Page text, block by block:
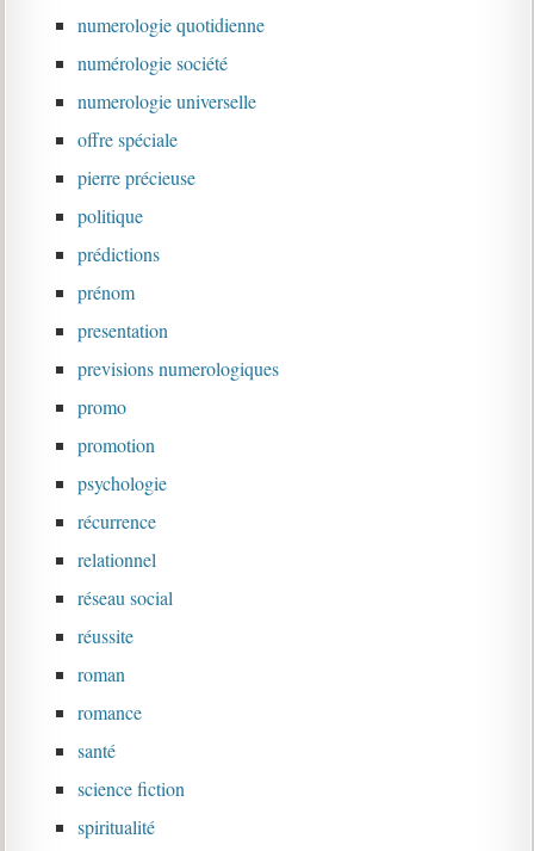
numerologie quotidienne
numérologie société
numerologie universelle
offre spéciale
pierre précieuse
politique
prédictions
prénom
presentation
previsions numerologiques
promo
promotion
psychologie
récurrence
relationnel
réseau social
réussite
roman
romance
santé
science fiction
spiritualité